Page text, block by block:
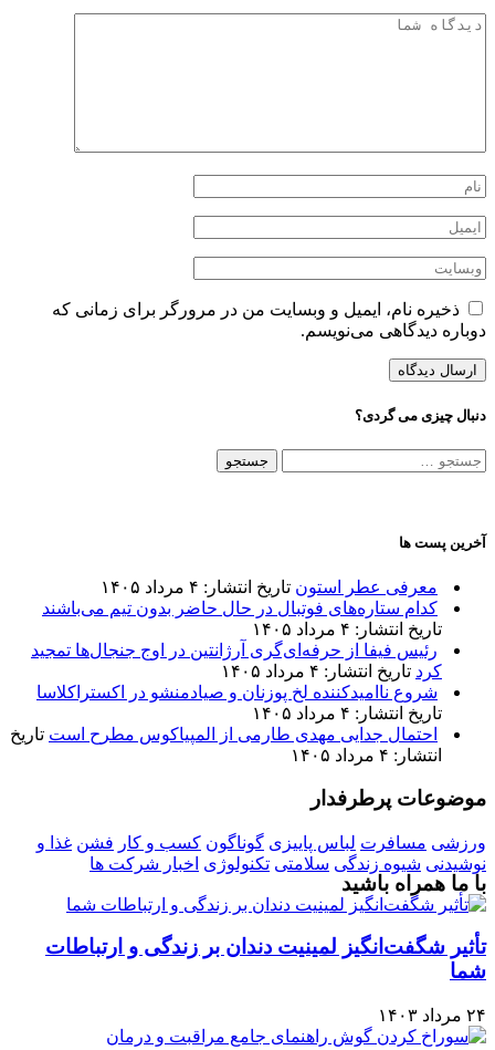
ذخیره نام، ایمیل و وبسایت من در مرورگر برای زمانی که
دوباره دیدگاهی می‌نویسم.
دنبال چیزی می گردی؟
جستجو
آخرین پست ها
معرفی عطر استون تاریخ انتشار: ۴ مرداد ۱۴۰۵
کدام ستاره‌های فوتبال در حال حاضر بدون تیم می‌باشند
تاریخ انتشار: ۴ مرداد ۱۴۰۵
رئیس فیفا از حرفه‌ای‌گری آرژانتین در اوج جنجال‌ها تمجید
کرد تاریخ انتشار: ۴ مرداد ۱۴۰۵
شروع ناامیدکننده لخ پوزنان و صیادمنشو در اکستراکلاسا
تاریخ انتشار: ۴ مرداد ۱۴۰۵
احتمال جدایی مهدی طارمی از المپیاکوس مطرح است تاریخ
انتشار: ۴ مرداد ۱۴۰۵
موضوعات پرطرفدار
ورزشی مسافرت لباس پاییزی گوناگون کسب و کار فشن غذا و
نوشیدنی شیوه زندگی سلامتی تکنولوژی اخبار شرکت ها
با ما همراه باشید
تأثیر شگفت‌انگیز لمینیت دندان بر زندگی و ارتباطات
شما
۲۴ مرداد ۱۴۰۳